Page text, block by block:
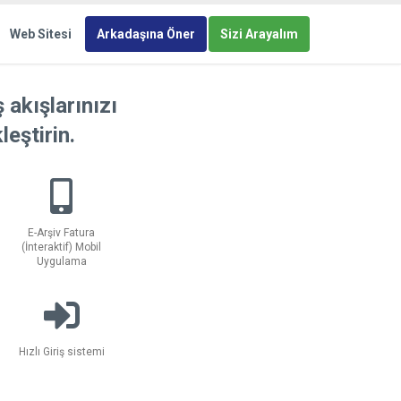
Web Sitesi Arkadaşına Öner Sizi Arayalım
E-Arşiv Fatura
(İnteraktif) Mobil
Uygulama
Hızlı Giriş sistemi